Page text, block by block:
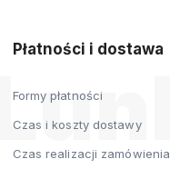
Płatności i dostawa
Formy płatności
Czas i koszty dostawy
Czas realizacji zamówienia